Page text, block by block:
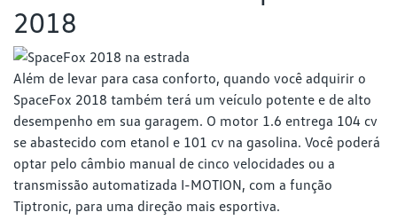
2018
Além de levar para casa conforto, quando você adquirir o
SpaceFox 2018 também terá um veículo potente e de alto
desempenho em sua garagem. O motor 1.6 entrega 104 cv
se abastecido com etanol e 101 cv na gasolina. Você poderá
optar pelo câmbio manual de cinco velocidades ou a
transmissão automatizada I-MOTION, com a função
Tiptronic, para uma direção mais esportiva.